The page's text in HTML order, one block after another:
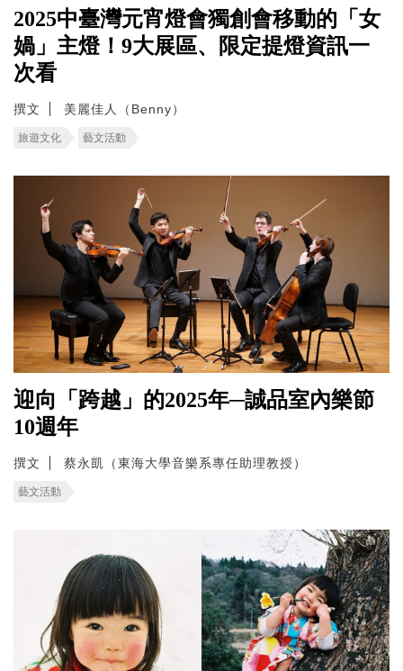
2025中臺灣元宵燈會獨創會移動的「女
媧」主燈！9大展區、限定提燈資訊一
次看
撰文 美麗佳人（Benny）
旅遊文化 藝文活動
迎向「跨越」的2025年─誠品室內樂節
10週年
撰文 蔡永凱（東海大學音樂系專任助理教授）
藝文活動